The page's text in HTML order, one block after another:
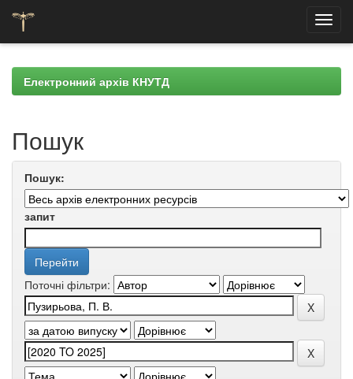
navigationЕлектронний архів КНУТД
Пошук
Пошук:
запит
Поточні фільтри: